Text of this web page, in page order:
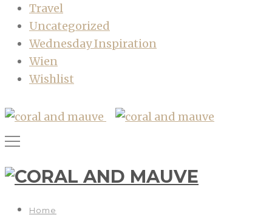
Travel
Uncategorized
Wednesday Inspiration
Wien
Wishlist
Home